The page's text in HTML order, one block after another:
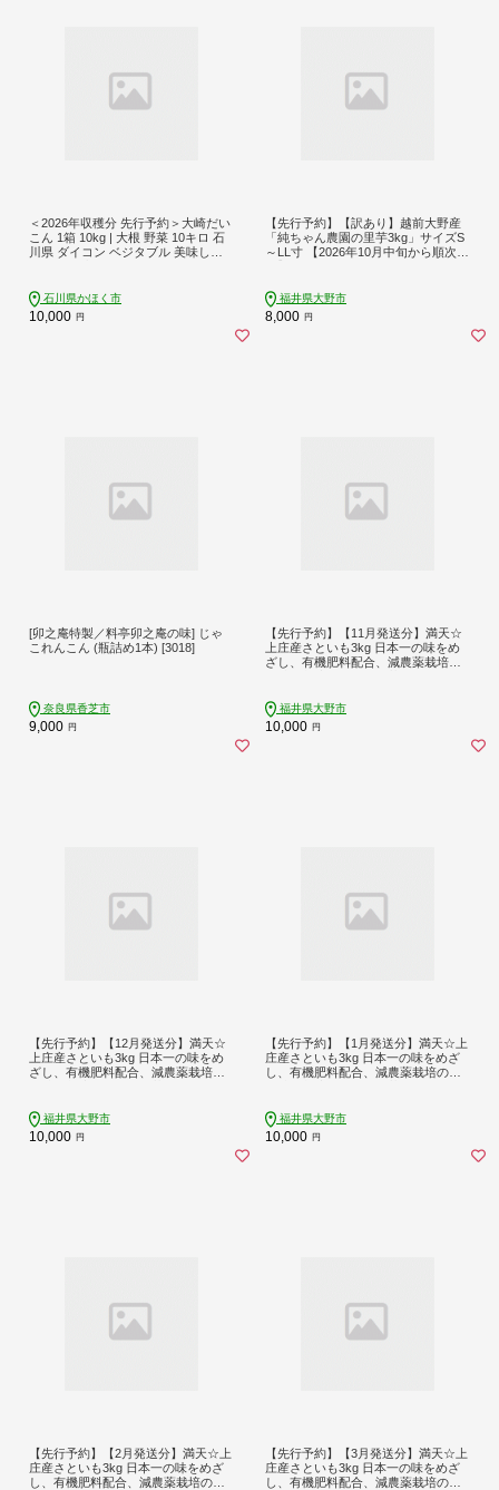
＜2026年収穫分 先行予約＞大崎だい
こん 1箱 10kg | 大根 野菜 10キロ 石
川県 ダイコン ベジタブル 美味しい
石川県かほく市
10,000 円
【先行予約】【訳あり】越前大野産
「純ちゃん農園の里芋3kg」サイズS
～LL寸 【2026年10月中旬から順次発
福井県大野市
8,000 円
[卯之庵特製／料亭卯之庵の味] じゃ
これんこん (瓶詰め1本) [3018]
奈良県香芝市
9,000 円
【先行予約】【11月発送分】満天☆
上庄産さといも3kg 日本一の味をめ
ざし、有機肥料配合、減農薬栽培の
福井県大野市
10,000 円
【先行予約】【12月発送分】満天☆
上庄産さといも3kg 日本一の味をめ
ざし、有機肥料配合、減農薬栽培の
福井県大野市
10,000 円
【先行予約】【1月発送分】満天☆上
庄産さといも3kg 日本一の味をめざ
し、有機肥料配合、減農薬栽培の
福井県大野市
10,000 円
【先行予約】【2月発送分】満天☆上
庄産さといも3kg 日本一の味をめざ
し、有機肥料配合、減農薬栽培の
【先行予約】【3月発送分】満天☆上
庄産さといも3kg 日本一の味をめざ
し、有機肥料配合、減農薬栽培の